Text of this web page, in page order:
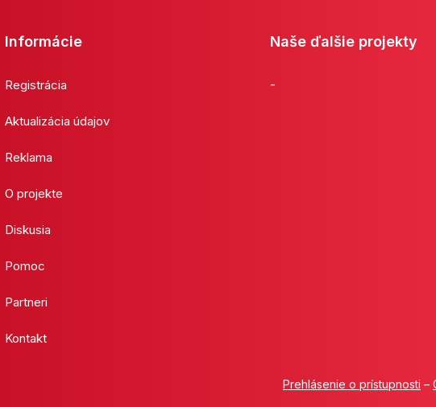
Informácie
Registrácia
Aktualizácia údajov
Reklama
O projekte
Diskusia
Pomoc
Partneri
Kontakt
Naše ďalšie projekty
-
Prehlásenie o prístupnosti –